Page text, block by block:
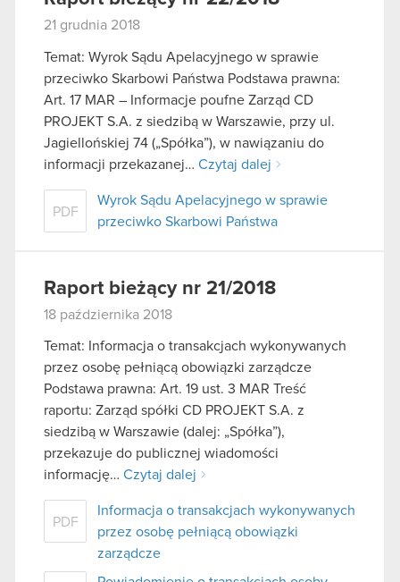
21 grudnia 2018
Temat: Wyrok Sądu Apelacyjnego w sprawie
przeciwko Skarbowi Państwa Podstawa prawna:
Art. 17 MAR – Informacje poufne Zarząd CD
PROJEKT S.A. z siedzibą w Warszawie, przy ul.
Jagiellońskiej 74 („Spółka”), w nawiązaniu do
informacji przekazanej… Czytaj dalej
PDF
Wyrok Sądu Apelacyjnego w sprawie
przeciwko Skarbowi Państwa
Raport bieżący nr 21/2018
18 października 2018
Temat: Informacja o transakcjach wykonywanych
przez osobę pełniącą obowiązki zarządcze
Podstawa prawna: Art. 19 ust. 3 MAR Treść
raportu: Zarząd spółki CD PROJEKT S.A. z
siedzibą w Warszawie (dalej: „Spółka”),
przekazuje do publicznej wiadomości
informację… Czytaj dalej
PDF
Informacja o transakcjach wykonywanych
przez osobę pełniącą obowiązki
zarządcze